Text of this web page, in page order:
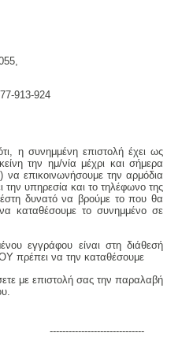
913-924
η συνημμένη επιστολή έχει ως
την ημ/νία μέχρι και σήμερα
επικοινωνήσουμε την αρμόδια
υπηρεσία και το τηλέφωνο της
δυνατό να βρούμε το που θα
καταθέσουμε το συνημμένο σε
εγγράφου είναι στη διάθεσή
πρέπει να την καταθέσουμε
με επιστολή σας την παραλαβή
------------------------------